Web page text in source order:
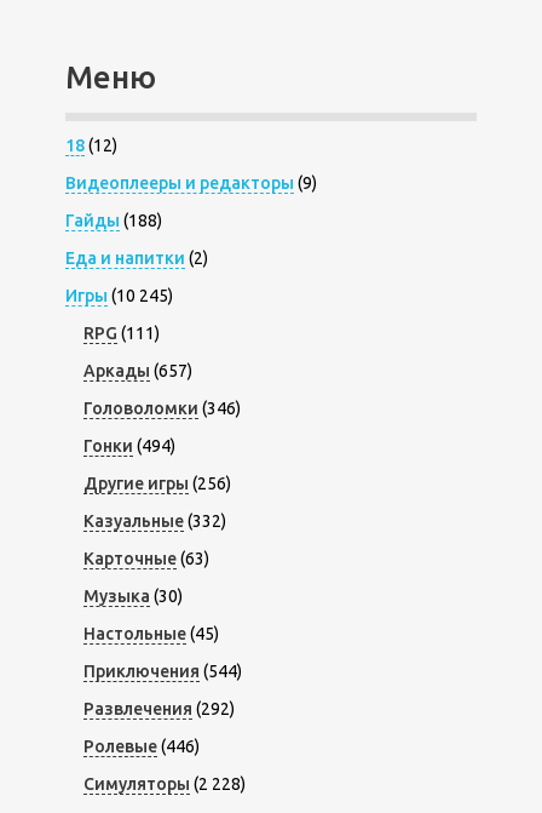
Меню
18(12)
Видеоплееры и редакторы (9)
Гайды (188)
Еда и напитки (2)
Игры (10 245)
RPG (111)
Аркады (657)
Головоломки (346)
Гонки (494)
Другие игры (256)
Казуальные(332)
Карточные(63)
Музыка (30)
Настольные(45)
Приключения (544)
Развлечения (292)
Ролевые(446)
Симуляторы (2 228)